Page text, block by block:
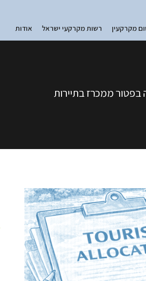
מקרקעין רשות מקרקעי ישראל אודות
ממכרז בתיירות